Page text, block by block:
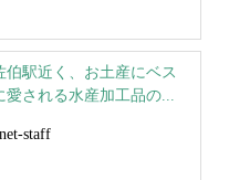
伯駅近く、お土産にベス
愛される水産加工品の...
staff